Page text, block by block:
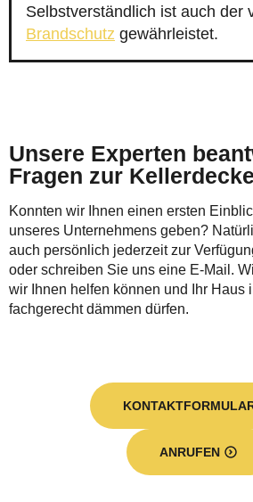
Selbstverständlich ist auch der
Brandschutz gewährleistet.
Unsere Experten
Fragen zur
Konnten wir Ihnen einen ersten
unseres Unternehmens geben?
auch persönlich jederzeit zur
oder schreiben Sie uns eine E-Mail.
wir Ihnen helfen können und Ihr Haus
fachgerecht dämmen dürfen.
ANRUFEN